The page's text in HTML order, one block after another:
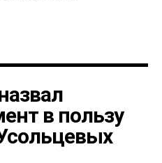
в пользу